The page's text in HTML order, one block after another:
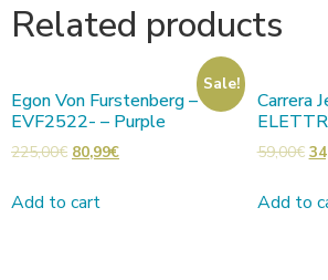
Related products
Sale!
Egon Von Furstenberg –
EVF2522- – Purple
225,00€ 80,99€
Add to cart
Carrera
59,00€
Add to